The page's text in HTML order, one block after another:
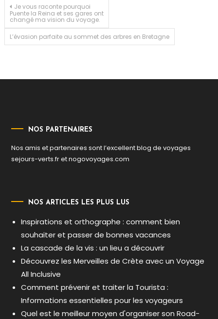
Navigation
de
Je vous raconte pourquoi
Puente la Reina et ses gares ont
changé ma vision du voyage.
L’évasion parfaite au sommet des arbres en Bretagne
NOS PARTENAIRES
Nos amis et partenaires sont l’excellent blog de voyages
sejours-verts.fretnogovoyages.com
NOS ARTICLES LES PLUS LUS
Inspirations et orthographe : comment bien
souhaiter et passer de bonnes vacances
La cascade de la vis : un lieu a découvrir
Découvrez les Merveilles de Crète avec un Voyage
All Inclusive
Comment prévenir et traiter la Tourista :
Informations essentielles pour les voyageurs
Quel est le meilleur moyen d'organiser son Road-